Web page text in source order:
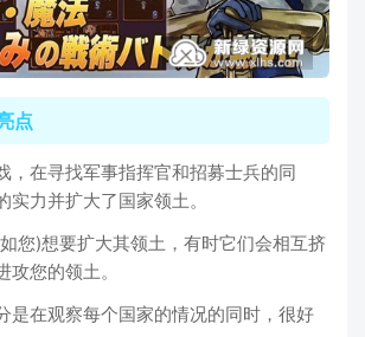
点
，在寻找军事指挥官和招募士兵的同
实力并扩大了国家领土。
您)想要扩大其领土，有时它们会相互挤
攻您的领土。
是在观察每个国家的情况的同时，很好